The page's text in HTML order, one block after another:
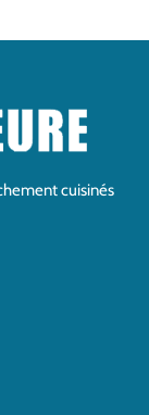
cuisinés